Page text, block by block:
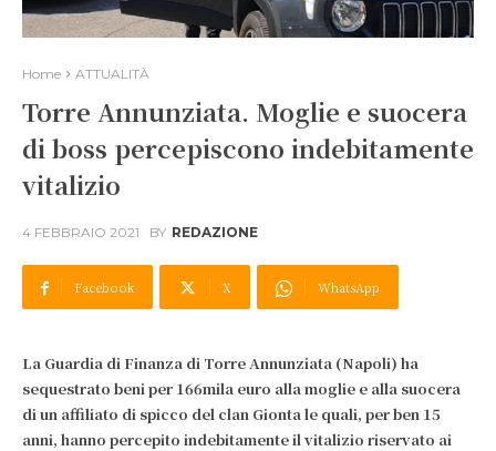
Home ATTUALITÀ
Torre Annunziata. Moglie e suocera
di boss percepiscono indebitamente
vitalizio
4 FEBBRAIO 2021 BY REDAZIONE
Facebook X WhatsApp
La Guardia di Finanza di Torre Annunziata (Napoli) ha
sequestrato beni per 166mila euro alla moglie e alla suocera
di un affiliato di spicco del clan Gionta le quali, per ben 15
anni, hanno percepito indebitamente il vitalizio riservato ai